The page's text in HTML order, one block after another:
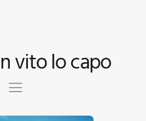
vito lo capo